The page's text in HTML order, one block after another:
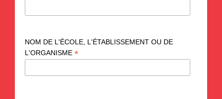
NOM DE L'ÉCOLE, L'ÉTABLISSEMENT OU DE
L'ORGANISME *